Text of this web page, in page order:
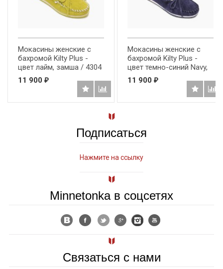
Мокасины женские с
бахромой Kilty Plus -
цвет лайм, замша / 4304
11 900 ₽
Мокасины женские с
бахромой Kilty Plus -
цвет темно-синий Navy,
замша / 4309
11 900 ₽
Подписаться
Нажмите на ссылку
Minnetonka в соцсетях
Связаться с нами